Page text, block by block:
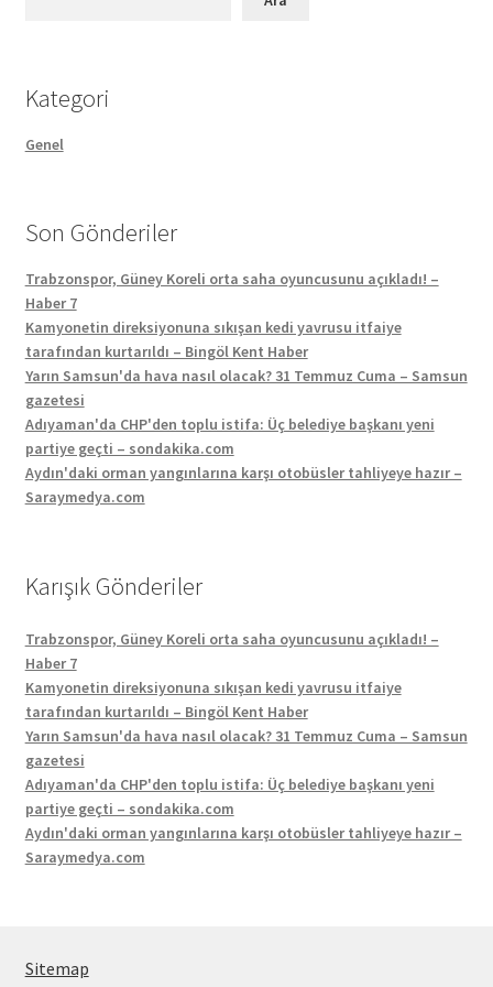
Kategori
Genel
Son Gönderiler
Trabzonspor, Güney Koreli orta saha oyuncusunu açıkladı! –
Haber 7
Kamyonetin direksiyonuna sıkışan kedi yavrusu itfaiye
tarafından kurtarıldı – Bingöl Kent Haber
Yarın Samsun'da hava nasıl olacak? 31 Temmuz Cuma – Samsun
gazetesi
Adıyaman'da CHP'den toplu istifa: Üç belediye başkanı yeni
partiye geçti – sondakika.com
Aydın'daki orman yangınlarına karşı otobüsler tahliyeye hazır –
Saraymedya.com
Karışık Gönderiler
Trabzonspor, Güney Koreli orta saha oyuncusunu açıkladı! –
Haber 7
Kamyonetin direksiyonuna sıkışan kedi yavrusu itfaiye
tarafından kurtarıldı – Bingöl Kent Haber
Yarın Samsun'da hava nasıl olacak? 31 Temmuz Cuma – Samsun
gazetesi
Adıyaman'da CHP'den toplu istifa: Üç belediye başkanı yeni
partiye geçti – sondakika.com
Aydın'daki orman yangınlarına karşı otobüsler tahliyeye hazır –
Saraymedya.com
Sitemap